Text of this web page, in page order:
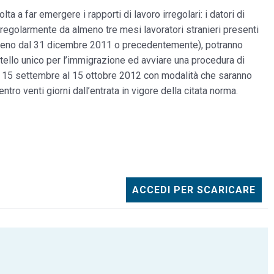
a far emergere i rapporti di lavoro irregolari: i datori di
da almeno tre mesi lavoratori stranieri presenti
dal 31 dicembre 2011 o precedentemente), potranno
unico per l’immigrazione ed avviare una procedura di
settembre al 15 ottobre 2012 con modalità che saranno
venti giorni dall’entrata in vigore della citata norma.
ACCEDI PER SCARICARE